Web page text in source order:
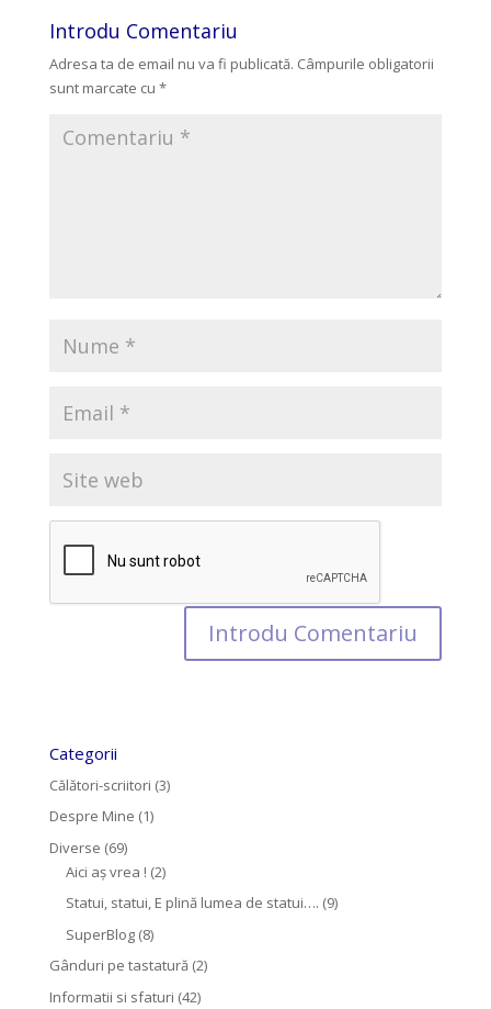
Introdu Comentariu
Adresa ta de email nu va fi publicată. Câmpurile obligatorii
sunt marcate cu *
Categorii
Călători-scriitori (3)
Despre Mine (1)
Diverse (69)
Aici aș vrea ! (2)
Statui, statui, E plină lumea de statui…. (9)
SuperBlog(8)
Gânduri pe tastatură(2)
Informatii si sfaturi (42)